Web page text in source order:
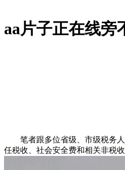
aa片子正在线旁
笔者跟多位省级、市级税务人
任税收、社会安全费和相关非税